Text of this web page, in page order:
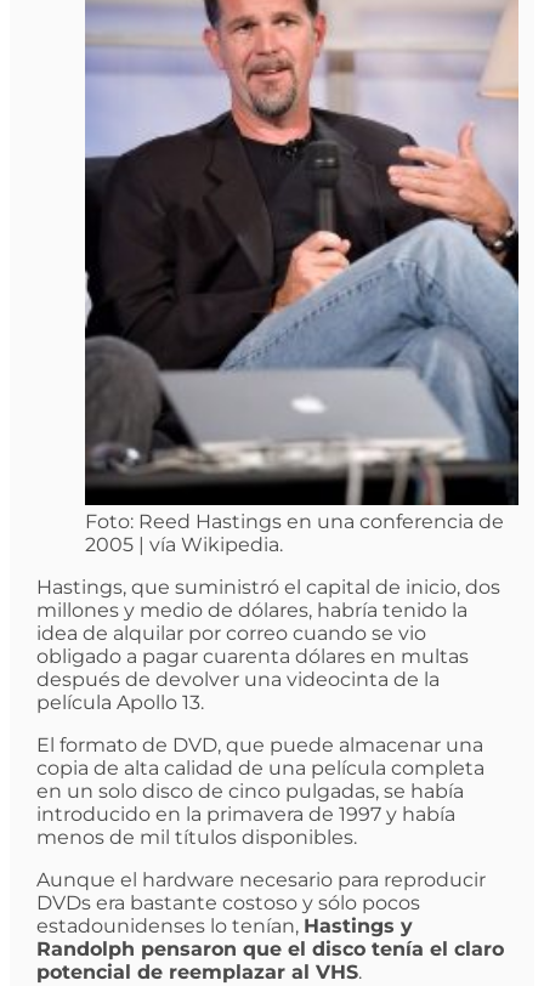
Foto: Reed Hastings en una conferencia de
2005 | vía Wikipedia.
Hastings, que suministró el capital de inicio, dos
millones y medio de dólares, habría tenido la
idea de alquilar por correo cuando se vio
obligado a pagar cuarenta dólares en multas
después de devolver una videocinta de la
película Apollo 13.
El formato de DVD, que puede almacenar una
copia de alta calidad de una película completa
en un solo disco de cinco pulgadas, se había
introducido en la primavera de 1997 y había
menos de mil títulos disponibles.
Aunque el hardware necesario para reproducir
DVDs era bastante costoso y sólo pocos
estadounidenses lo tenían, Hastings y
Randolph pensaron que el disco tenía el claro
potencial de reemplazar al VHS.